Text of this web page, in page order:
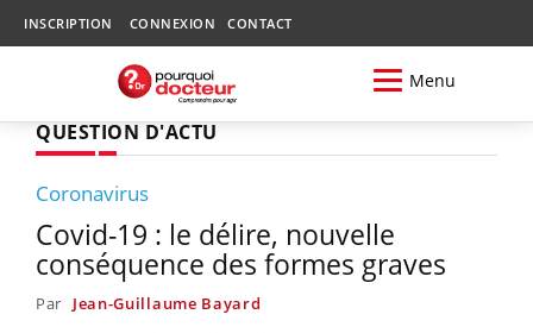
INSCRIPTION CONNEXION CONTACT
Menu
QUESTION D'ACTU
Coronavirus
Covid-19 : le délire, nouvelle
conséquence des formes graves
Par Jean-Guillaume Bayard